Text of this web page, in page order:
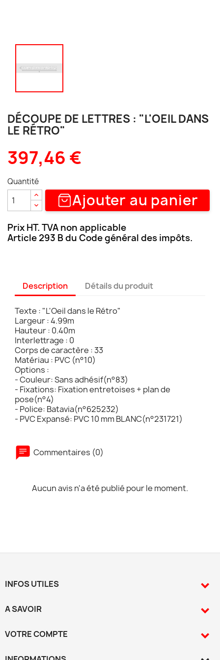
DÉCOUPE DE LETTRES : "L'OEIL DANS
LE RÉTRO"
397,46 €
Quantité
Ajouter au panier
Prix HT. TVA non applicable
Article 293 B du Code général des impôts.
Description Détails du produit
Texte : "L'Oeil dans le Rétro"
Largeur : 4.99m
Hauteur : 0.40m
Interlettrage : 0
Corps de caractère : 33
Matériau : PVC (n°10)
Options :
- Couleur: Sans adhésif(n°83)
- Fixations: Fixation entretoises + plan de
pose(n°4)
- Police: Batavia(n°625232)
- PVC Expansé: PVC 10 mm BLANC(n°231721)
Commentaires (0)
Aucun avis n'a été publié pour le moment.
INFOS UTILES 
A SAVOIR 
VOTRE COMPTE 